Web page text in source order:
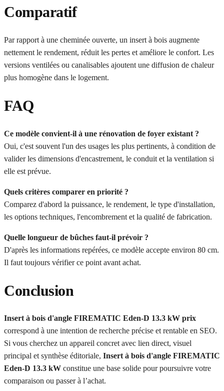
Comparatif
Par rapport à une cheminée ouverte, un insert à bois augmente
nettement le rendement, réduit les pertes et améliore le confort. Les
versions ventilées ou canalisables ajoutent une diffusion de chaleur
plus homogène dans le logement.
FAQ
Ce modèle convient-il à une rénovation de foyer existant ?
Oui, c'est souvent l'un des usages les plus pertinents, à condition de
valider les dimensions d'encastrement, le conduit et la ventilation si
elle est prévue.
Quels critères comparer en priorité ?
Comparez d'abord la puissance, le rendement, le type d'installation,
les options techniques, l'encombrement et la qualité de fabrication.
Quelle longueur de bûches faut-il prévoir ?
D'après les informations repérées, ce modèle accepte environ 80 cm.
Il faut toujours vérifier ce point avant achat.
Conclusion
Insert à bois d'angle FIREMATIC Eden-D 13.3 kW prix
correspond à une intention de recherche précise et rentable en SEO.
Si vous cherchez un appareil concret avec lien direct, visuel
principal et synthèse éditoriale, Insert à bois d'angle FIREMATIC
Eden-D 13.3 kW constitue une base solide pour poursuivre votre
comparaison ou passer à l’achat.